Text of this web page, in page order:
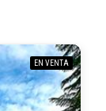
EN VENTA